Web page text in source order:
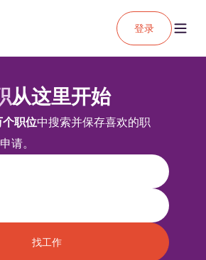
登录
从这里开始
职位中搜索并保存喜欢的职
请。
找工作